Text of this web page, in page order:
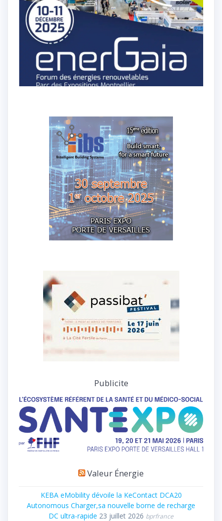
Publicite
Valeur Énergie
KEBA eMobility dévoile la KeContact DCA20
Autonomous Charger,sa nouvelle borne de recharge
DC ultra-rapide 23 juillet 2026 bprfrance